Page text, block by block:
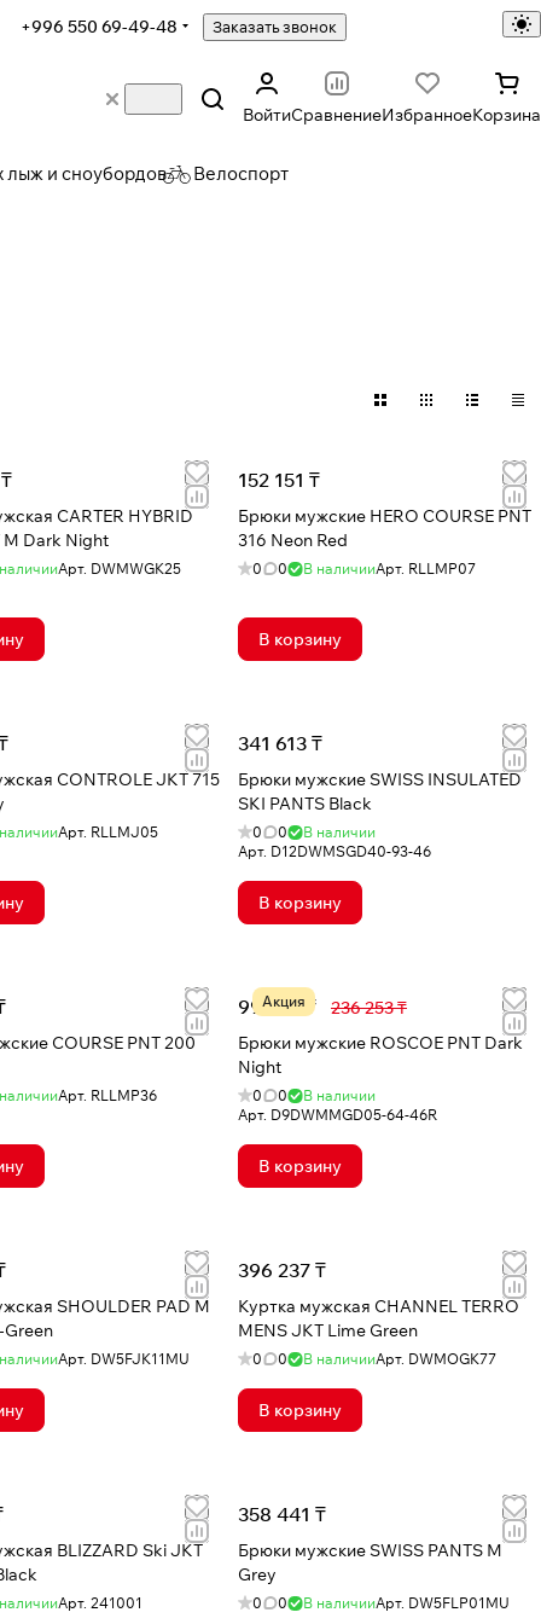
+996 550 69-49-48 Заказать звонок
ВойтиСравнениеИзбранноеКорзина
лыж и сноубордов Велоспорт
CARTER HYBRID
M Dark Night
Арт. DWMWGK25
152 151 ₸
Брюки мужские HERO COURSE PNT
316 Neon Red
0 0 В наличииАрт. RLLMP07
В корзину
CONTROLE JKT 715
Арт. RLLMJ05
341 613 ₸
Брюки мужские SWISS INSULATED
SKI PANTS Black
0 0
В наличии
Арт. D12DWMSGD40-93-46
В корзину
COURSE PNT 200
Арт. RLLMP36
Акция
99 565 ₸
236 253 ₸
Брюки мужские ROSCOE PNT Dark
Night
0 0
В наличии
Арт. D9DWMMGD05-64-46R
В корзину
SHOULDER PAD M
Green
Арт. DW5FJK11MU
396 237 ₸
Куртка мужская CHANNEL TERRO
MENS JKT Lime Green
0 0 В наличииАрт. DWMOGK77
В корзину
BLIZZARD Ski JKT
Арт. 241001
358 441 ₸
Брюки мужские SWISS PANTS M
Grey
0 0 В наличииАрт. DW5FLP01MU